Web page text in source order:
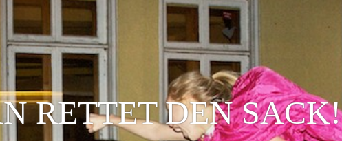
RETTET DEN SACK!